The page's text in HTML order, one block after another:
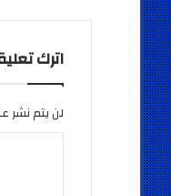
اترك
لن يتم نشر